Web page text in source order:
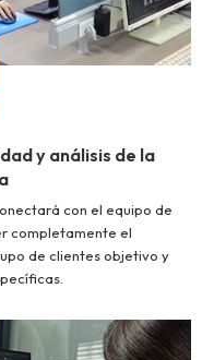
y análisis de la
con el equipo de
completamente el
de clientes objetivo y